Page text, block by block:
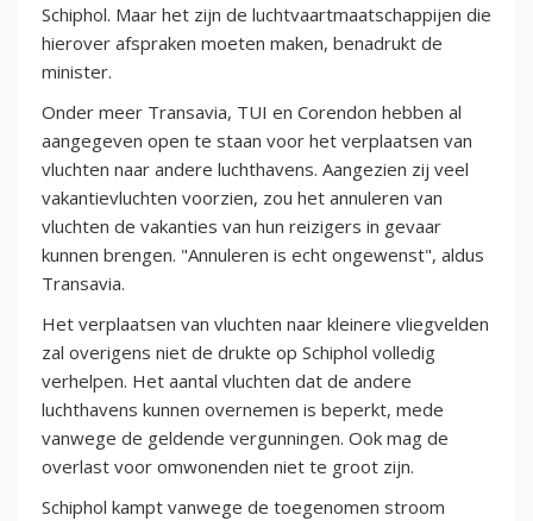
Schiphol. Maar het zijn de luchtvaartmaatschappijen die
hierover afspraken moeten maken, benadrukt de
minister.
Onder meer Transavia, TUI en Corendon hebben al
aangegeven open te staan voor het verplaatsen van
vluchten naar andere luchthavens. Aangezien zij veel
vakantievluchten voorzien, zou het annuleren van
vluchten de vakanties van hun reizigers in gevaar
kunnen brengen. "Annuleren is echt ongewenst", aldus
Transavia.
Het verplaatsen van vluchten naar kleinere vliegvelden
zal overigens niet de drukte op Schiphol volledig
verhelpen. Het aantal vluchten dat de andere
luchthavens kunnen overnemen is beperkt, mede
vanwege de geldende vergunningen. Ook mag de
overlast voor omwonenden niet te groot zijn.
Schiphol kampt vanwege de toegenomen stroom